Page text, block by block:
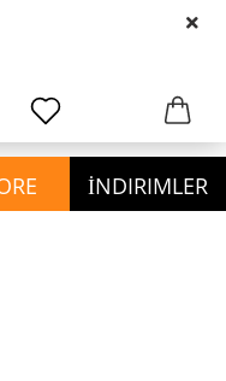
İNDIRIMLER